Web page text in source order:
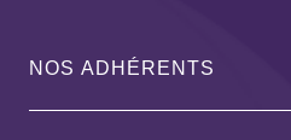
NOS ADHÉRENTS